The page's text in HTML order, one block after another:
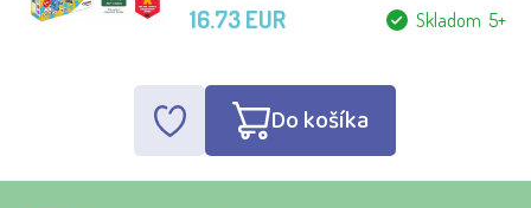
Skladom 5+
16.73 EUR
Do košíka